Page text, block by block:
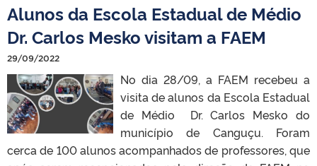
Alunos da Escola Estadual de Médio
Dr. Carlos Mesko visitam a FAEM
29/09/2022
No dia 28/09, a FAEM recebeu a
visita de alunos da Escola Estadual
de Médio Dr. Carlos Mesko do
município de Canguçu. Foram
cerca de 100 alunos acompanhados de professores, que